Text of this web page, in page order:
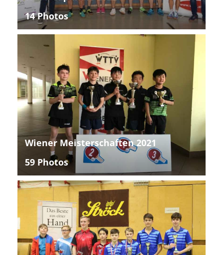
14 Photos
Wiener Meisterschaften 2021
59 Photos